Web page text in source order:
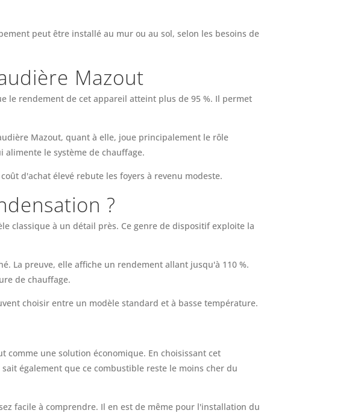
peut être installé au mur ou au sol, selon les besoins de
Mazout
le rendement de cet appareil atteint plus de 95 %. Il permet
Mazout, quant à elle, joue principalement le rôle
le système de chauffage.
d'achat élevé rebute les foyers à revenu modeste.
?
classique à un détail près. Ce genre de dispositif exploite la
La preuve, elle affiche un rendement allant jusqu'à 110 %.
de chauffage.
choisir entre un modèle standard et à basse température.
comme une solution économique. En choisissant cet
également que ce combustible reste le moins cher du
facile à comprendre. Il en est de même pour l'installation du